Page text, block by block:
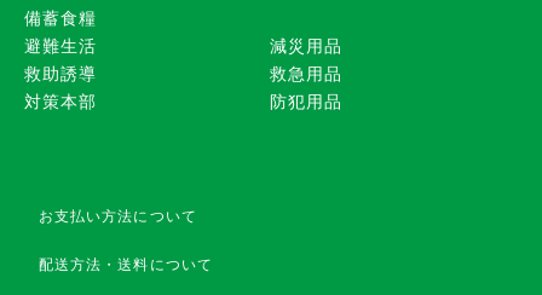
備蓄食糧
避難生活
救助誘導
対策本部
減災用品
救急用品
防犯用品
お支払い方法について
配送方法・送料について